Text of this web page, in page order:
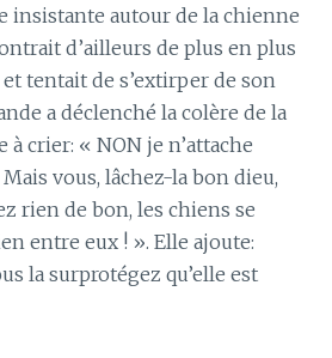
insistante autour de la chienne
d’ailleurs de plus en plus
tentait de s’extirper de son
a déclenché la colère de la
à crier: « NON je n’attache
vous, lâchez-la bon dieu,
rien de bon, les chiens se
entre eux ! ». Elle ajoute:
la surprotégez qu’elle est